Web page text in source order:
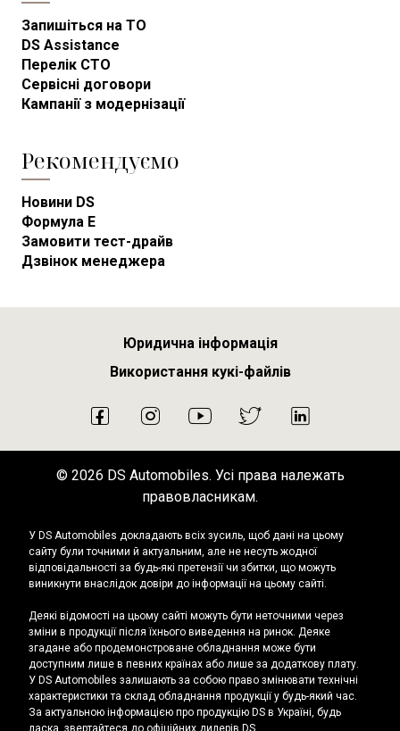
Запишіться на ТО
DS Assistance
Перелік СТО
Сервісні договори
Кампанії з модернізації
Рекомендуємо
Новини DS
Формула E
Замовити тест-драйв
Дзвінок менеджера
Юридична інформація
Використання кукі-файлів
2026 DS Automobiles. Усі права належать
правовласникам.
У DS Automobiles докладають всіх зусиль, щоб дані на цьому
сайту були точними й актуальним, але не несуть жодної
відповідальності за будь-які претензії чи збитки, що можуть
виникнути внаслідок довіри до інформації на цьому сайті.
Деякі відомості на цьому сайті можуть бути неточними через
зміни в продукції після їхнього виведення на ринок. Деяке
згадане або продемонстроване обладнання може бути
доступним лише в певних країнах або лише за додаткову плату.
У DS Automobiles залишають за собою право змінювати технічні
характеристики та склад обладнання продукції у будь-який час.
За актуальною інформацією про продукцію DS в Україні, будь